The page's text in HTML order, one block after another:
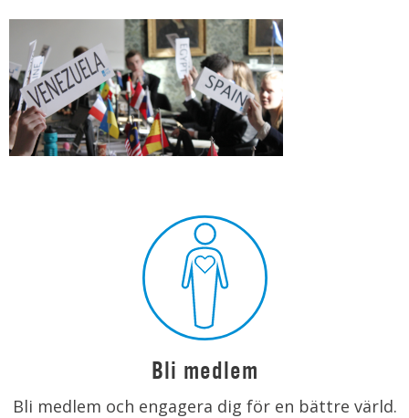
Bli medlem
Bli medlem och engagera dig för en bättre värld.